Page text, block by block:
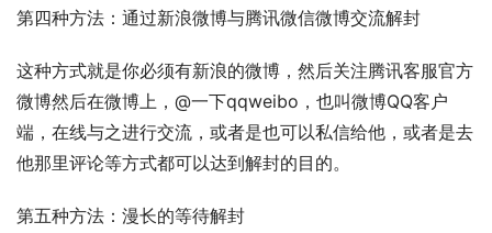
第四种方法：通过新浪微博与腾讯微信微博交流解封
这种方式就是你必须有新浪的微博，然后关注腾讯客服官方
微博然后在微博上，@一下qqweibo，也叫微博QQ客户
端，在线与之进行交流，或者是也可以私信给他，或者是去
他那里评论等方式都可以达到解封的目的。
第五种方法：漫长的等待解封